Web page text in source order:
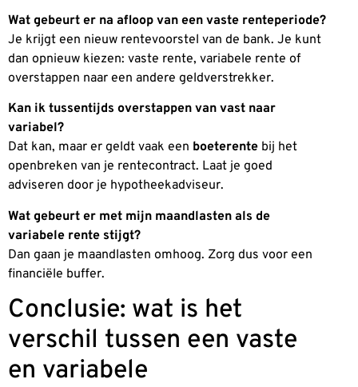
Wat gebeurt er na afloop van een vaste renteperiode?
Je krijgt een nieuw rentevoorstel van de bank. Je kunt
dan opnieuw kiezen: vaste rente, variabele rente of
overstappen naar een andere geldverstrekker.
Kan ik tussentijds overstappen van vast naar
variabel?
Dat kan, maar er geldt vaak een boeterente bij het
openbreken van je rentecontract. Laat je goed
adviseren door je hypotheekadviseur.
Wat gebeurt er met mijn maandlasten als de
variabele rente stijgt?
Dan gaan je maandlasten omhoog. Zorg dus voor een
financiële buffer.
Conclusie: wat is het
verschil tussen een vaste
en variabele